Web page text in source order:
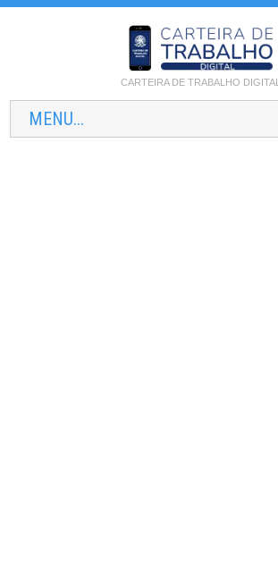
CARTEIRA DE TRABALHO DIGITAL
MENU...